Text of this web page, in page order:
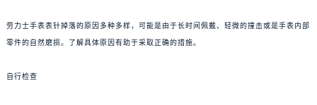
劳力士手表表针掉落的原因多种多样，可能是由于长时间佩戴、轻微的撞击或是手表内部
零件的自然磨损。了解具体原因有助于采取正确的措施。
自行检查